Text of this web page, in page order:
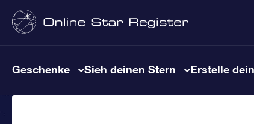
Geschenke Sieh deinen Stern Erstelle